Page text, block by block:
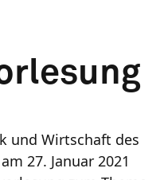
und Wirtschaft des
27. Januar 2021